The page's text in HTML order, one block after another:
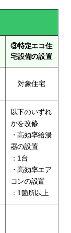
③特定エコ住
宅設備の設置
対象住宅
以下のいずれ
かを改修
・高効率給湯
器の設置
：1台
・高効率エア
コンの設置
：1箇所以上